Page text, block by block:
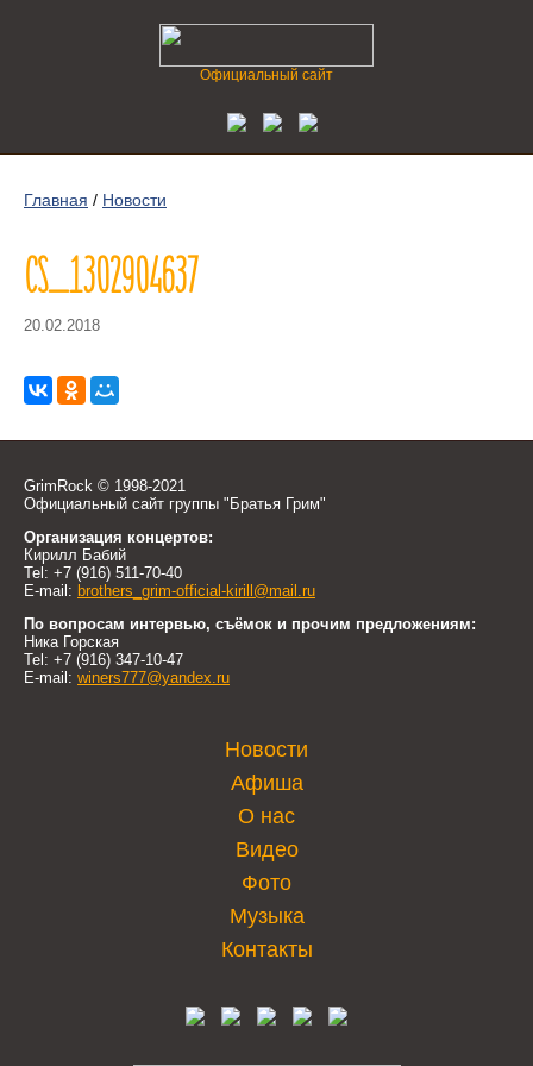
Официальный сайт
Главная / Новости
CS_1302904637
20.02.2018
GrimRock © 1998-2021
Официальный сайт группы "Братья Грим"
Организация концертов:
Кирилл Бабий
Tel: +7 (916) 511-70-40
E-mail: brothers_grim-official-kirill@mail.ru
По вопросам интервью, съёмок и прочим предложениям:
Ника Горская
Tel: +7 (916) 347-10-47
E-mail: winers777@yandex.ru
Новости
Афиша
О нас
Видео
Фото
Музыка
Контакты